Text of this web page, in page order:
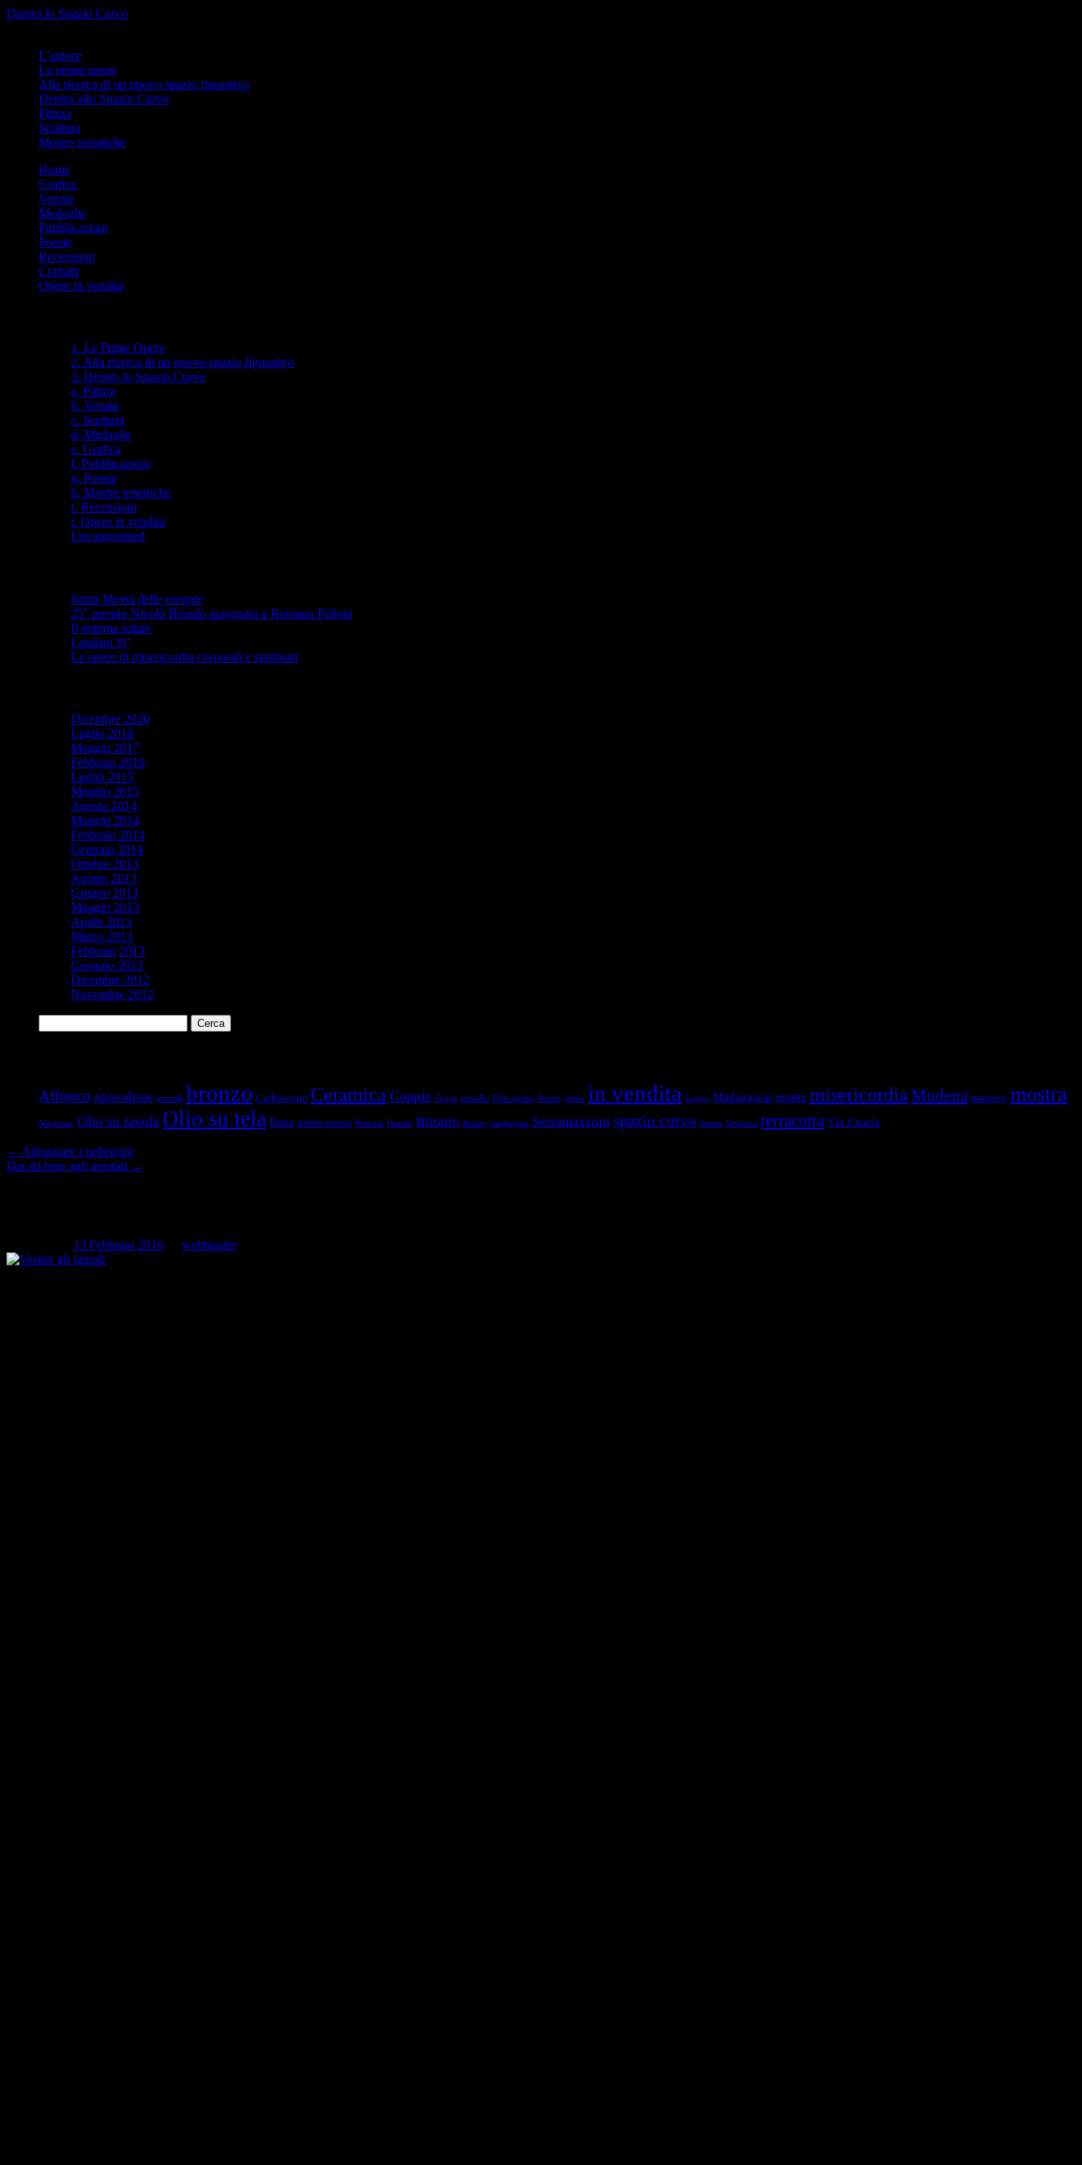
Dentro lo Spazio Curvo
L’autore
Le prime opere
Alla ricerca di un nuovo spazio figurativo
Dentro allo Spazio Curvo
Pittura
Scultura
Mostre tematiche
contenuto
Home
Grafica
Vetrate
Medaglie
Pubblicazioni
Poesie
Recensioni
Contatti
Opere in vendita
1. Le Prime Opere
2. Alla ricerca di un nuovo spazio figurativo
3. Dentro lo Spazio Curvo
a. Pittura
b. Vetrate
c. Scultura
d. Medaglie
e. Grafica
f. Pubblicazioni
g. Poesie
h. Mostre tematiche
i. Recensioni
j. Opere in vendita
Uncategorized
Santa Messa delle esequie
25° premio Nicolò Biondo assegnato a Romano Pelloni
Il sistema solare
Laudato Si’
Le opere di misericordia corporali e spirituali
Dicembre 2020
Luglio 2018
Maggio 2017
Febbraio 2016
Luglio 2015
Maggio 2015
Agosto 2014
Maggio 2014
Febbraio 2014
Gennaio 2014
Ottobre 2013
Agosto 2013
Giugno 2013
Maggio 2013
Aprile 2013
Marzo 2013
Febbraio 2013
Gennaio 2013
Dicembre 2012
Novembre 2012
per:
Affresco apocalisse articoli bronzo Carboncino Ceramica Coppie Cripta cristallo D'Acquisto dorato gesso in vendita Legno Madagascar matita misericordia Modena mosaico mostra
Niegowic Olio su tavola Olio su tela Papa pietra serena Polonia Premio Ritratto Rotary sanguigna Serramazzoni spazio curvo Statua Tempera terracotta Via Crucis
← Alloggiare i pellegrini
Dar da bere agli assetati →
13 Febbraio 2016 webmaster